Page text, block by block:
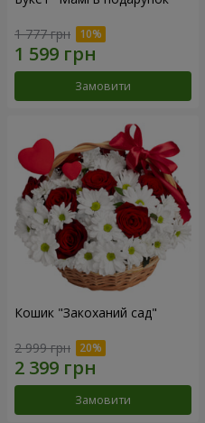
1 777 грн
Замовити
Кошик "Закоханий сад"
2 999 грн
Замовити